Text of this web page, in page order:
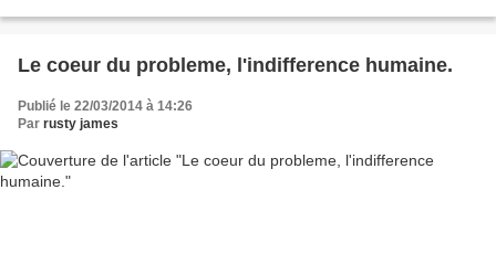
Le coeur du probleme, l'indifference humaine.
Publié le 22/03/2014 à 14:26
Par rusty james